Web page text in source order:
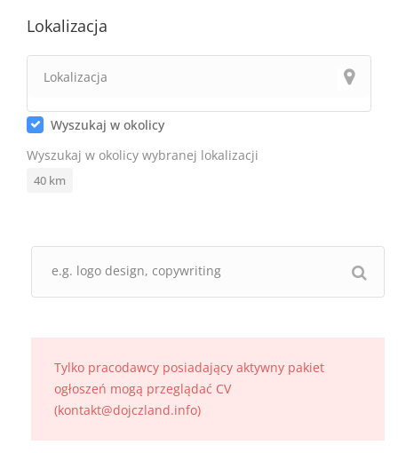
Lokalizacja
Wyszukaj w okolicy
Wyszukaj w okolicy wybranej lokalizacji
40 km
Tylko pracodawcy posiadający aktywny pakiet
ogłoszeń mogą przeglądać CV
(kontakt@dojczland.info)